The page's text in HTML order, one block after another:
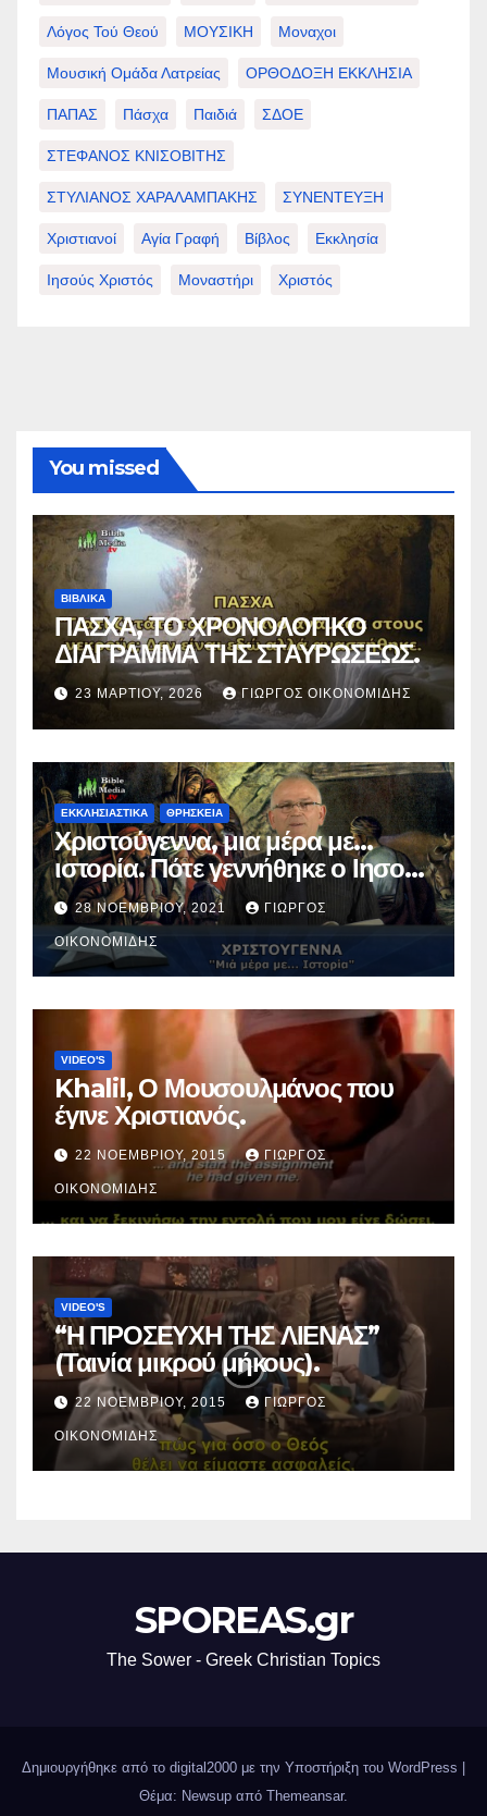
Λόγος Τού Θεού ΜΟΥΣΙΚΗ Μοναχοι
Μουσική Ομάδα Λατρείας ΟΡΘΟΔΟΞΗ ΕΚΚΛΗΣΙΑ
ΠΑΠΑΣ Πάσχα Παιδιά ΣΔΟΕ
ΣΤΕΦΑΝΟΣ ΚΝΙΣΟΒΙΤΗΣ
ΣΤΥΛΙΑΝΟΣ ΧΑΡΑΛΑΜΠΑΚΗΣ ΣΥΝΕΝΤΕΥΞΗ
Χριστιανοί Αγία Γραφή Βίβλος Εκκλησία
Ιησούς Χριστός Μοναστήρι Χριστός
You missed
ΒΙΒΛΙΚΑ
ΠΑΣΧΑ, ΤΟ ΧΡΟΝΟΛΟΓΙΚΟ
ΔΙΑΓΡΑΜΜΑ ΤΗΣ ΣΤΑΥΡΩΣΕΩΣ.
23 ΜΑΡΤΊΟΥ, 2026 ΓΙΏΡΓΟΣ ΟΙΚΟΝΟΜΊΔΗΣ
ΕΚΚΛΗΣΙΑΣΤΙΚΑ ΘΡΗΣΚΕΙΑ
Χριστούγεννα, μια μέρα με…
ιστορία. Πότε γεννήθηκε ο Ιησούς
Χριστός; (Βίντεο).
28 ΝΟΕΜΒΡΊΟΥ, 2021 ΓΙΏΡΓΟΣ
ΟΙΚΟΝΟΜΊΔΗΣ
VIDEO'S
Khalil, Ο Μουσουλμάνος που
έγινε Χριστιανός.
22 ΝΟΕΜΒΡΊΟΥ, 2015 ΓΙΏΡΓΟΣ
ΟΙΚΟΝΟΜΊΔΗΣ
VIDEO'S
“Η ΠΡΟΣΕΥΧΗ ΤΗΣ ΛΙΕΝΑΣ”
(Ταινία μικρού μήκους).
22 ΝΟΕΜΒΡΊΟΥ, 2015 ΓΙΏΡΓΟΣ
ΟΙΚΟΝΟΜΊΔΗΣ
SPOREAS.gr
The Sower - Greek Christian Topics
Δημιουργήθηκε από το digital2000 με την Υποστήριξη του WordPress
Θέμα: Newsup από Themeansar.